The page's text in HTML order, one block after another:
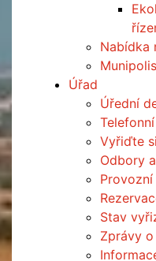
Nabídka
Úřad
Úřední
Vyřiďte
Odbory
Stav
Zprávy